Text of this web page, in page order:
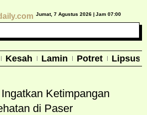
Jumat, 7 Agustus 2026 | Jam 07:00
Kesah Lamin Potret Lipsus
Ketimpangan
di Paser